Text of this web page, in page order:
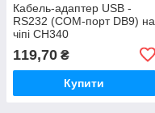
Кабель-адаптер USB -
RS232 (COM-порт DB9) на
чіпі CH340
119,70 ₴
Купити